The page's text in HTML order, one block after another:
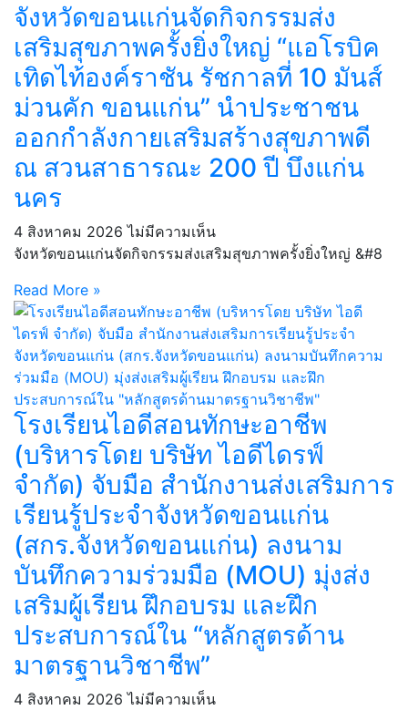
จังหวัดขอนแก่นจัดกิจกรรมส่ง
เสริมสุขภาพครั้งยิ่งใหญ่ “แอโรบิค
เทิดไท้องค์ราชัน รัชกาลที่ 10 มันส์
ม่วนคัก ขอนแก่น” นำประชาชน
ออกกำลังกายเสริมสร้างสุขภาพดี
ณ สวนสาธารณะ 200 ปี บึงแก่น
นคร
4 สิงหาคม 2026ไม่มีความเห็น
จังหวัดขอนแก่นจัดกิจกรรมส่งเสริมสุขภาพครั้งยิ่งใหญ่ &#8
Read More »
โรงเรียนไอดีสอนทักษะอาชีพ
(บริหารโดย บริษัท ไอดีไดรฟ์
จำกัด) จับมือ สำนักงานส่งเสริมการ
เรียนรู้ประจำจังหวัดขอนแก่น
(สกร.จังหวัดขอนแก่น) ลงนาม
บันทึกความร่วมมือ (MOU) มุ่งส่ง
เสริมผู้เรียน ฝึกอบรม และฝึก
ประสบการณ์ใน “หลักสูตรด้าน
มาตรฐานวิชาชีพ”
4 สิงหาคม 2026ไม่มีความเห็น